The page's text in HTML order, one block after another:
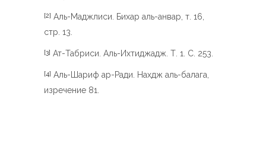
[2] Аль-Маджлиси. Бихар аль-анвар, т. 16,
стр. 13.
[3] Ат-Табриси. Аль-Ихтиджадж. Т. 1. С. 253.
[4] Аль-Шариф ар-Ради. Нахдж аль-балага,
изречение 81.